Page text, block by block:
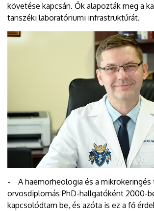
követése kapcsán. Ők alapozták meg a
tanszéki laboratóriumi infrastruktúrát.
- A haemorheologia és a mikrokeringés
orvosdiplomás PhD-hallgatóként 2000-
kapcsolódtam be, és azóta is ez a fő